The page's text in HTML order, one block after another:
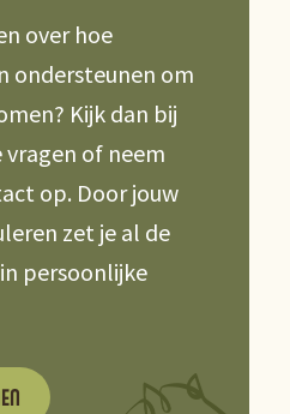
over hoe
ondersteunen om
Kijk dan bij
of neem
op. Door jouw
zet je al de
persoonlijke